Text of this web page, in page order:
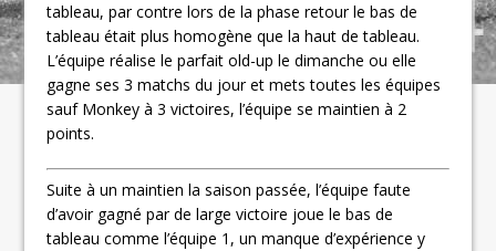
tableau, par contre lors de la phase retour le bas de
tableau était plus homogène que la haut de tableau.
L’équipe réalise le parfait old-up le dimanche ou elle
gagne ses 3 matchs du jour et mets toutes les équipes
sauf Monkey à 3 victoires, l’équipe se maintien à 2
points.
Suite à un maintien la saison passée, l’équipe faute
d’avoir gagné par de large victoire joue le bas de
tableau comme l’équipe 1, un manque d’expérience y